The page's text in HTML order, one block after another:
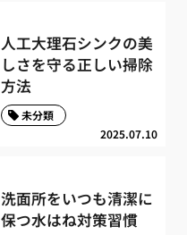
人工大理石シンクの美
しさを守る正しい掃除
方法
2025.07.10
未分類
洗面所をいつも清潔に
保つ水はね対策習慣